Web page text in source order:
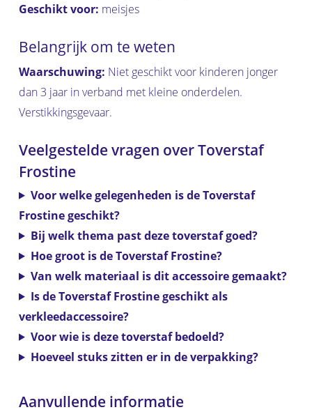
Geschikt voor: meisjes
Belangrijk om te weten
Waarschuwing: Niet geschikt voor kinderen jonger
dan 3 jaar in verband met kleine onderdelen.
Verstikkingsgevaar.
Veelgestelde vragen over Toverstaf
Frostine
Voor welke gelegenheden is de Toverstaf
Frostine geschikt?
Bij welk thema past deze toverstaf goed?
Hoe groot is de Toverstaf Frostine?
Van welk materiaal is dit accessoire gemaakt?
Is de Toverstaf Frostine geschikt als
verkleedaccessoire?
Voor wie is deze toverstaf bedoeld?
Hoeveel stuks zitten er in de verpakking?
Aanvullende informatie